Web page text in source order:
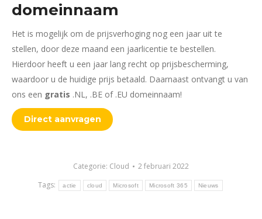
domeinnaam
Het is mogelijk om de prijsverhoging nog een jaar uit te
stellen, door deze maand een jaarlicentie te bestellen.
Hierdoor heeft u een jaar lang recht op prijsbescherming,
waardoor u de huidige prijs betaald. Daarnaast ontvangt u van
ons een gratis .NL, .BE of .EU domeinnaam!
Direct aanvragen
Categorie: Cloud
2 februari 2022
Tags:
actie cloud Microsoft Microsoft 365 Nieuws